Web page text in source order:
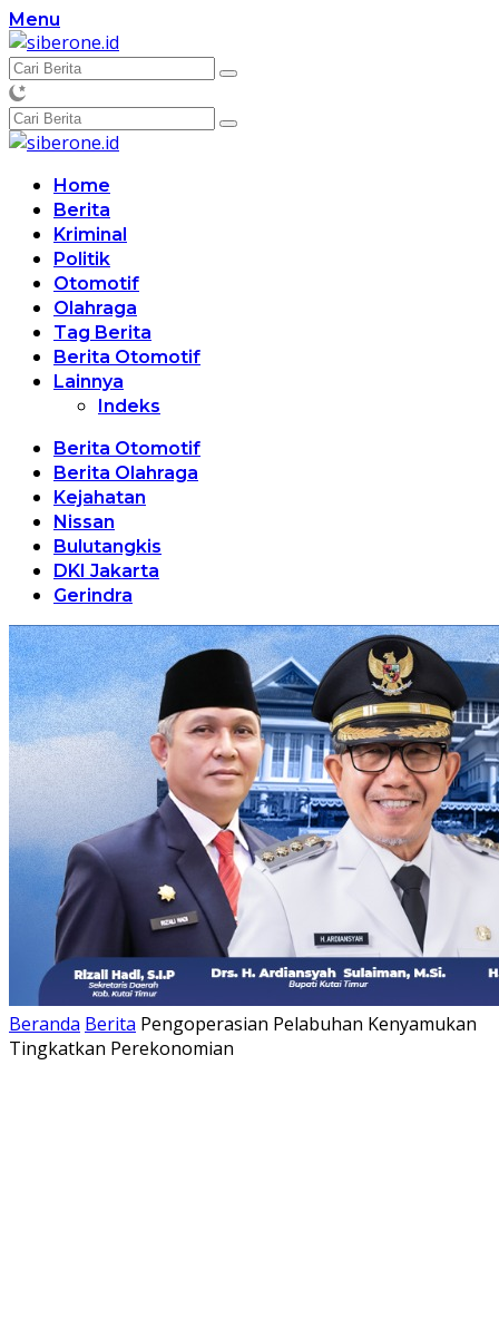
Langsung
ke
konten
Menu
Home
Berita
Kriminal
Politik
Otomotif
Olahraga
Tag Berita
Berita Otomotif
Lainnya
Indeks
Berita Otomotif
Berita Olahraga
Kejahatan
Nissan
Bulutangkis
DKI Jakarta
Gerindra
Beranda Berita Pengoperasian Pelabuhan Kenyamukan
Tingkatkan Perekonomian